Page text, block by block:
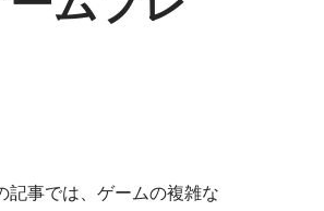
記事では、ゲームの複雑な